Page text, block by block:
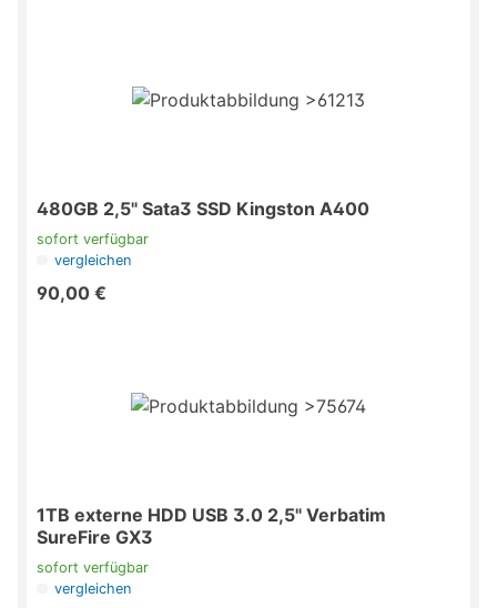
480GB 2,5" Sata3 SSD Kingston A400
sofort verfügbar
vergleichen
90,00 €
1TB externe HDD USB 3.0 2,5" Verbatim
SureFire GX3
sofort verfügbar
vergleichen